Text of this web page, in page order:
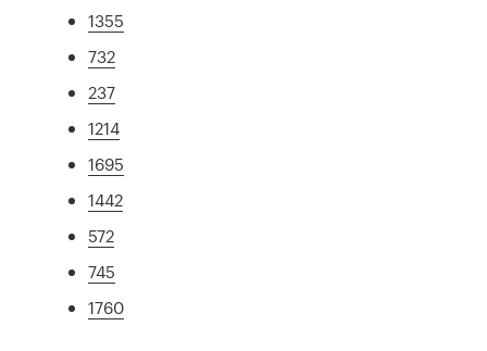
1355
732
237
1214
1695
1442
572
745
1760